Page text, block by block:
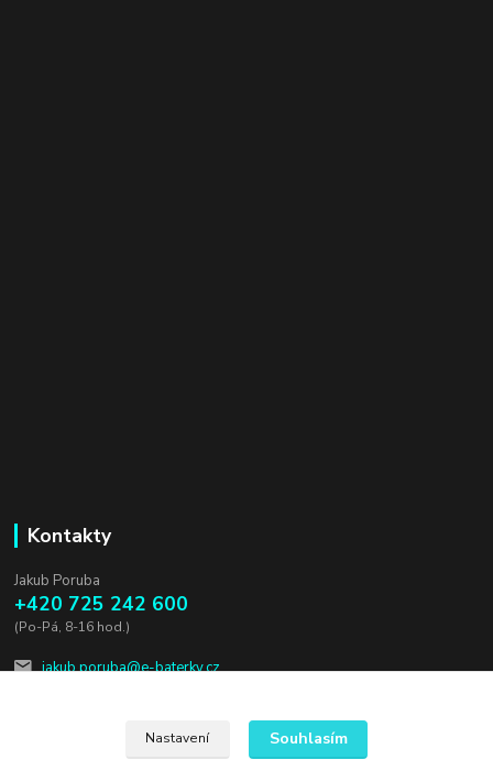
Kontakty
Jakub Poruba
+420 725 242 600
(Po-Pá, 8-16 hod.)
jakub.poruba@e-baterky.cz
Nastavení Souhlasím